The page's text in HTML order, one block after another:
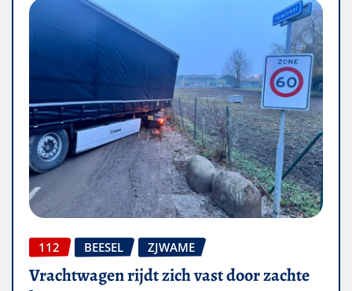
112 BEESEL ZJWAME
Vrachtwagen rijdt zich vast door zachte